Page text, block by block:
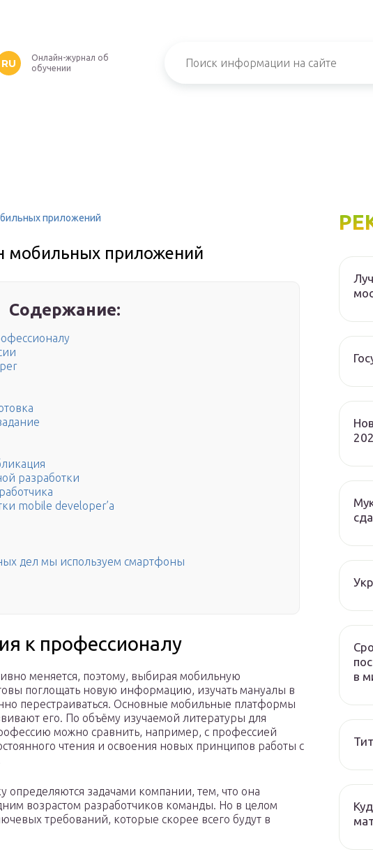
RU
Онлайн-журнал об
обучении
приложений
мобильных приложений
Содержание:
разработки
mobile developer’а
дел мы используем смартфоны
к профессионалу
меняется, поэтому, выбирая мобильную
поглощать новую информацию, изучать мануалы в
перестраиваться. Основные мобильные платформы
его. По объёму изучаемой литературы для
можно сравнить, например, с профессией
чтения и освоения новых принципов работы с
определяются задачами компании, тем, что она
возрастом разработчиков команды. Но в целом
требований, которые скорее всего будут в
в